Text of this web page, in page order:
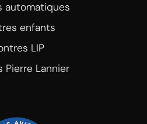
automatiques
enfants
LIP
Pierre Lannier